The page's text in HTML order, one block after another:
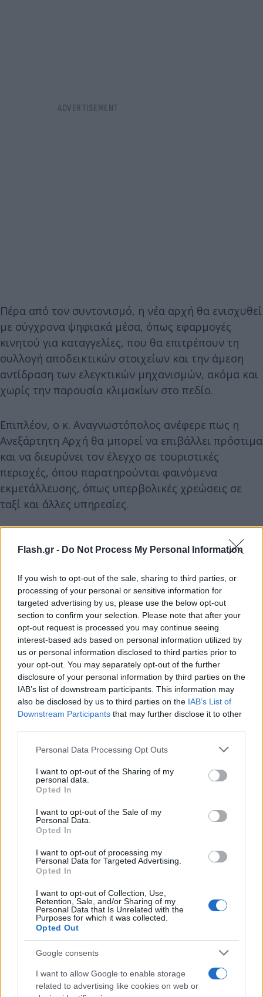
Flash.gr - Do Not Process My Personal Information
If you wish to opt-out of the sale, sharing to third parties, or
processing of your personal or sensitive information for
targeted advertising by us, please use the below opt-out
section to confirm your selection. Please note that after your
opt-out request is processed you may continue seeing
interest-based ads based on personal information utilized by
us or personal information disclosed to third parties prior to
your opt-out. You may separately opt-out of the further
disclosure of your personal information by third parties on the
IAB’s list of downstream participants. This information may
also be disclosed by us to third parties on the IAB’s List of
Downstream Participants that may further disclose it to other
Please note that this website/app uses one or more Google
not limited to your visit or usage behaviour. You may click to
grant or deny consent to Google and its third-party tags to
use your data for below specified purposes in below Google
consent section.
Personal Data Processing Opt Outs
I want to opt-out of the Sharing of my
personal data.
Opted In
I want to opt-out of the Sale of my
Personal Data.
Opted In
I want to opt-out of processing my
Personal Data for Targeted Advertising.
Opted In
I want to opt-out of Collection, Use,
Retention, Sale, and/or Sharing of my
Personal Data that Is Unrelated with the
Purposes for which it was collected.
Opted Out
Google consents
I want to allow Google to enable storage
related to advertising like cookies on web or
Πέρα από τον συντονισμό, η νέα αρχή θα ενισχυθεί
με σύγχρονα ψηφιακά μέσα, όπως εφαρμογές
κινητού για καταγγελίες, που θα επιτρέπουν τη
συλλογή αποδεικτικών στοιχείων και την άμεση
αντίδραση των ελεγκτικών μηχανισμών, ακόμα και
χωρίς την παρουσία κλιμακίων στο πεδίο.
Επιπλέον, ο κ. Αναγνωστόπολος ανέφερε πως η
Ανεξάρτητη Αρχή θα μπορεί να επιβάλλει πρόστιμα
και να διευρύνει τον έλεγχο σε τουριστικές
περιοχές, όπου παρατηρούνται φαινόμενα
εκμετάλλευσης, όπως υπερβολικές χρεώσεις σε
ταξί και άλλες υπηρεσίες.
Τέλος, όπως σημείωσε, μέσα στις πρωτοβουλίες
της κυβέρνησης περιλαμβάνεται και η ενίσχυση
των λαϊκών αγορών, μόνο από παραγωγούς, με
σκοπό τη μείωση του κόστους, περιορίζοντας τους
μεσάζοντες και τη βελτίωση της πρόσβασης σε
φρέσκα προϊόντα.